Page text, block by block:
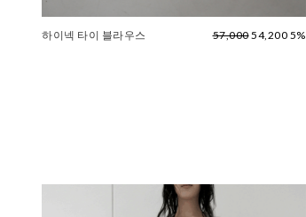
하이넥 타이 블라우스 57,00054,200 5%